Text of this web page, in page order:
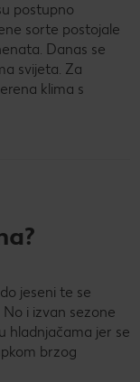
postupno
sorte postojale
Danas se
svijeta. Za
klima s
jeseni te se
i izvan sezone
hladnjačama jer se
brzog